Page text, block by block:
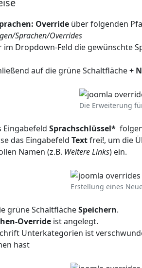
Override über folgenden
Sprachen/Overrides
im Dropdown-Feld die gewünschte
auf die grüne Schaltfläche+
Die Erweiterung
Eingabefeld Sprachschlüssel*
das Eingabefeld Textfrei!, um die
Namen (z.B. Weitere Links) ein.
Erstellung eines
grüne SchaltflächeSpeichern.
Override ist angelegt.
Unterkategorien ist
hast